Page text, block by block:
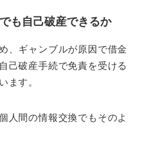
も自己破産できるか
、ギャンブルが原因で借金
己破産手続で免責を受ける
ます。
人間の情報交換でもそのよ